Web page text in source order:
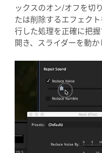
ックスのオン/オフを切
たは削除するエフェク
行した処理を正確に把
開き、スライダーを動か